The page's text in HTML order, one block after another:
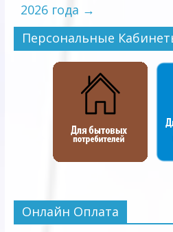
2026 года →
Персональные
Онлайн Оплата